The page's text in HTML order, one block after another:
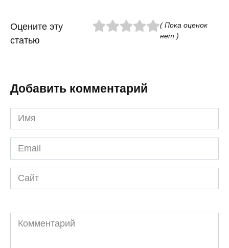
Оцените эту
статью
( Пока оценок
нет )
Добавить комментарий
Имя
*
Email
*
Сайт
Комментарий